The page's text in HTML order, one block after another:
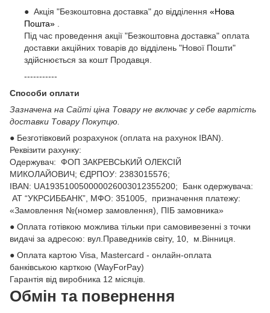
● Акція "Безкоштовна доставка" до відділення «Нова
Пошта»
Під час проведення акції "Безкоштовна доставка" оплата
доставки акційних товарів до відділень "Нової Пошти"
здійснюється за кошт Продавця.
-----------
Способи оплати
Зазначена на Сайті ціна Товару не включає у себе вартість
доставки Товару Покупцю.
● Безготівковий розрахунок (оплата на рахунок IBAN).
Реквізити рахунку:
Одержувач: ФОП ЗАКРЕВСЬКИЙ ОЛЕКСІЙ
МИКОЛАЙОВИЧ; ЄДРПОУ: 2383015576;
ІВАN: UA193510050000026003012355200; Банк одержувача:
АТ “УКРСИББАНК”, МФО: 351005, призначення платежу:
«Замовлення №(номер замовлення), ПІБ замовника»
● Оплата готівкою можлива тільки при самовивезенні з точки
видачі за адресою: вул.Праведників світу, 10, м.Вінниця.
● Оплата картою Visa, Mastercard - онлайн-оплата
банківською карткою (WayForPay)
Гарантія від виробника 12 місяців.
Обмін та повернення